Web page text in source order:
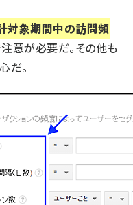
計対象期間中の訪問頻
意が必要だ。その他も
だ。